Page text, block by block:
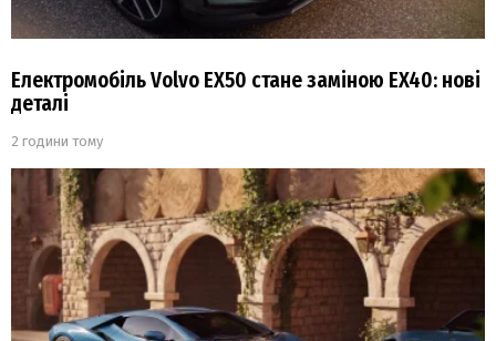
Електромобіль Volvo EX50 стане заміною EX40: нові
деталі
2 години тому